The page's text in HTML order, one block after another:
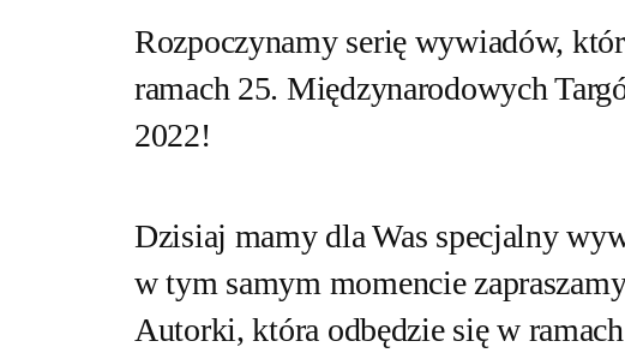
Rozpoczynamy serię wywiadów,
ramach 25. Międzynarodowych
2022!
Dzisiaj mamy dla Was specjalny
w tym samym momencie
Autorki, która odbędzie się w